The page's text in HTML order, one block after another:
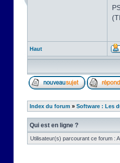
Haut
Index du forum » Software : Les
Qui est en ligne ?
Utilisateur(s) parcourant ce forum :